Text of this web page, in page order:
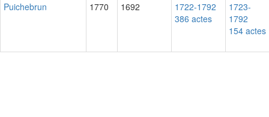
Puichebrun 1770 1692
1722-1792
386 actes
1723-
1792
154 actes